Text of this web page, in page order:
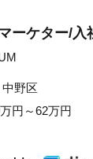
ーケター/
野区
円～62万円